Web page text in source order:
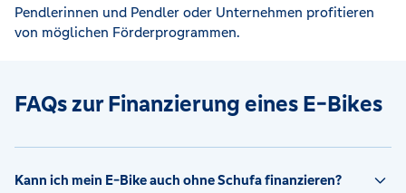
Pendlerinnen und Pendler oder Unternehmen profitieren
von möglichen Förderprogrammen.
FAQs zur Finanzierung eines E-Bikes
Kann ich mein E-Bike auch ohne Schufa finanzieren?